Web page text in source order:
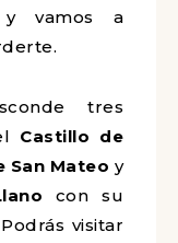
y vamos a
tres
Castillo de
San Mateo y
con su
visitar